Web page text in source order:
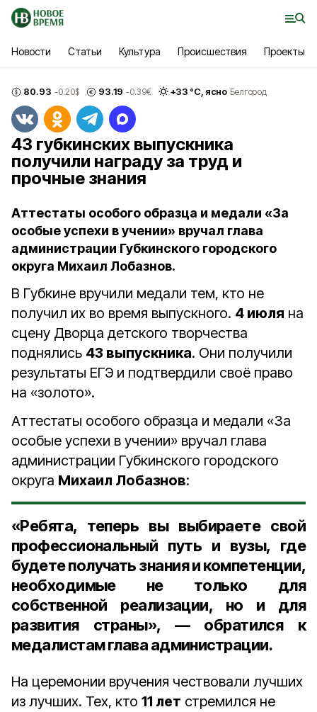
Новости Статьи Культура Происшествия Проекты
80.93 -0.20$ 93.19 -0.39€ +33 °С, ясно Белгород
43 губкинских выпускника
получили награду за труд и
прочные знания
Аттестаты особого образца и медали «За
особые успехи в учении» вручал глава
администрации Губкинского городского
округа Михаил Лобазнов.
В Губкине вручили медали тем, кто не
получил их во время выпускного. 4 июля на
сцену Дворца детского творчества
поднялись 43 выпускника. Они получили
результаты ЕГЭ и подтвердили своё право
на «золото».
Аттестаты особого образца и медали «За
особые успехи в учении» вручал глава
администрации Губкинского городского
округа Михаил Лобазнов:
«Ребята, теперь вы выбираете свой
профессиональный путь и вузы, где
будете получать знания и компетенции,
необходимые не только для
собственной реализации, но и для
развития страны», — обратился к
медалистам глава администрации.
На церемонии вручения чествовали лучших
из лучших. Тех, кто 11 лет стремился не